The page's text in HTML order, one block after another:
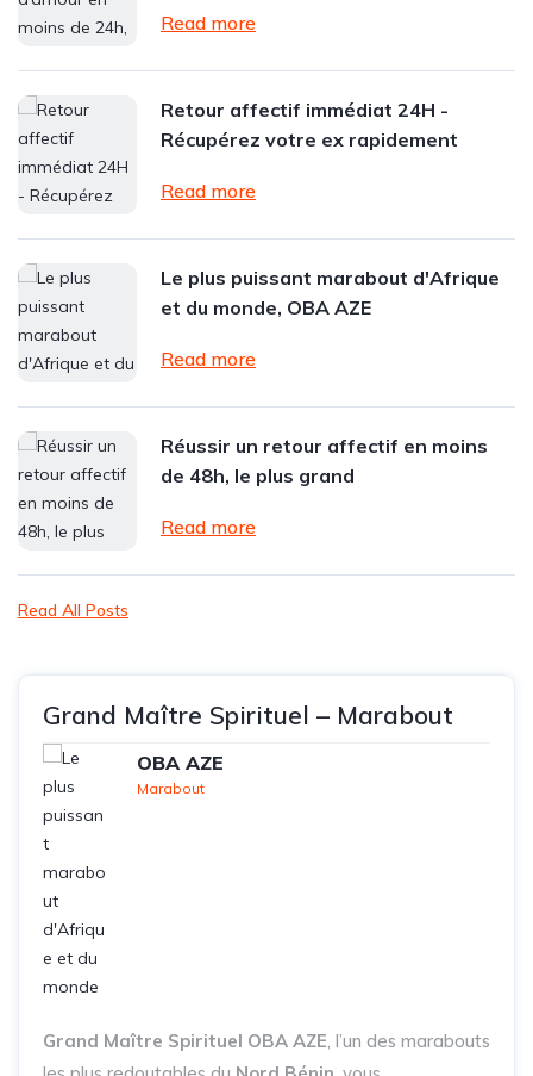
Read more
Retour affectif immédiat 24H -
Récupérez votre ex rapidement
Read more
Le plus puissant marabout d'Afrique
et du monde, OBA AZE
Read more
Réussir un retour affectif en moins
de 48h, le plus grand
Read more
Read All Posts
Grand Maître Spirituel – Marabout
OBA AZE
Marabout
Grand Maître Spirituel OBA AZE, l’un des marabouts